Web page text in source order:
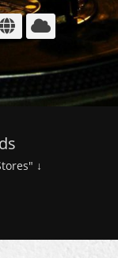
サ
イ
ク
ラ
ウ
ド
↓